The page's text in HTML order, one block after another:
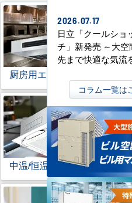
厨房用エアコン
中温/恒温用エアコン
2026.07.17
日立「クールショ
チ」新発売 ～大空
先まで快適な気流
コラム一覧は